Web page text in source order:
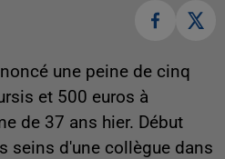
une peine de cinq
et 500 euros à
de 37 ans hier. Début
seins d'une collègue dans